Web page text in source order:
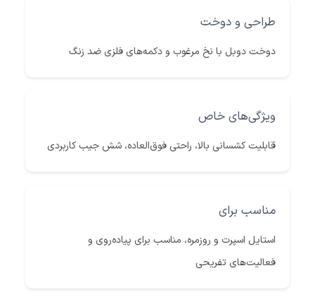
طراحی و دوخت
دوخت دوبل با نخ مرغوب و دکمه‌های فلزی ضد زنگ
ویژگی‌های خاص
قابلیت کشسانی بالا، راحتی فوق‌العاده، شش جیب کاربردی
مناسب برای
استایل اسپرت و روزمره، مناسب برای پیاده‌روی و
فعالیت‌های تفریحی